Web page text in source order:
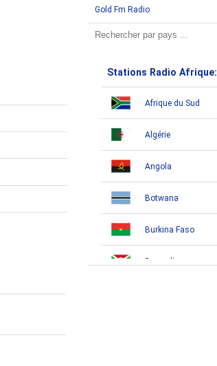
Gold Fm Radio
Stations Radio Afrique:
Afrique du Sud
Algérie
Angola
Botwana
Burkina Faso
Burundi